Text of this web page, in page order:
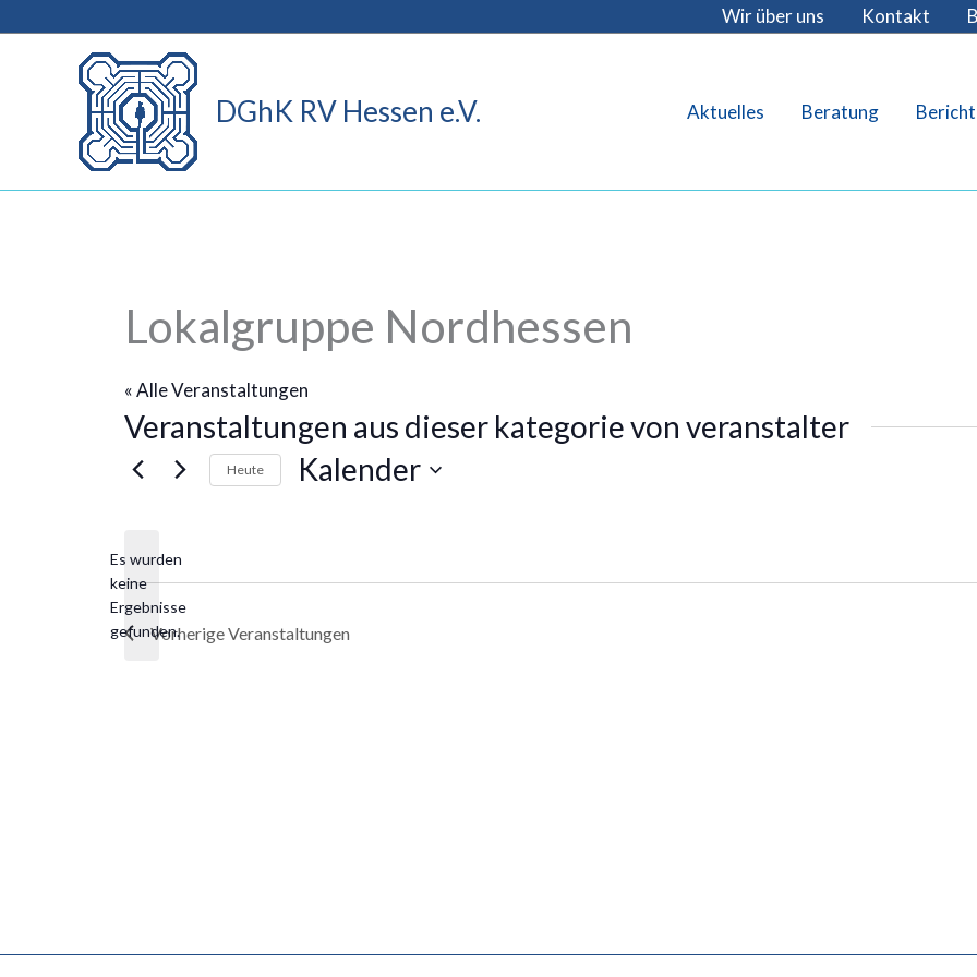
Wir über uns Kontakt
DGhK RV Hessen e.V. Aktuelles Beratung
Lokalgruppe Nordhessen
« Alle Veranstaltungen
Veranstaltungen aus dieser kategorie von veranstalter
Hinweis
Es wurden
keine
Ergebnisse
gefunden.
Heute Kalender
VorherigeVeranstaltungen